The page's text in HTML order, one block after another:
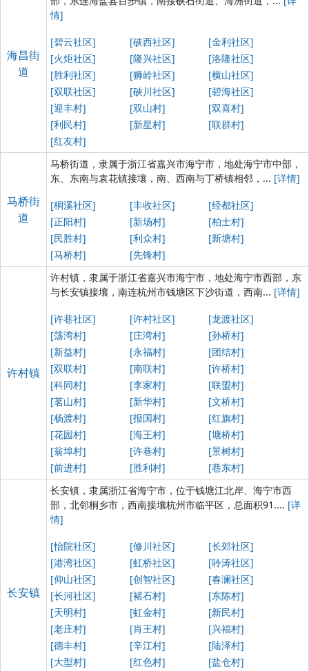
海昌街
道
情]
[碧云社区] [硖西社区]
[金利社区]
[火炬社区]
[隆兴社区]
[洛隆社区]
[胜利社区]
[狮岭社区]
[横山社区]
[双联社区]
[硖川社区]
[碧海社区]
[迎丰村]
[双山村]
[双喜村]
[利民村]
[新星村]
[联群村]
[红友村]
马桥街
道
马桥街道，隶属于浙江省嘉兴市海宁市，地处海宁市中部，
东、东南与袁花镇接壤，南、西南与丁桥镇相邻，... [详情]
[桐溪社区] [丰收社区]
[经都社区]
[正阳村]
[新场村]
[柏士村]
[民胜村]
[利众村]
[新塘村]
[马桥村]
[先锋村]
许村镇
许村镇，隶属于浙江省嘉兴市海宁市，地处海宁市西部，东
与长安镇接壤，南连杭州市钱塘区下沙街道，西南... [详情]
[许巷社区] [许村社区]
[龙渡社区]
[荡湾村]
[庄湾村]
[孙桥村]
[新益村]
[永福村]
[团结村]
[双联村]
[南联村]
[许桥村]
[科同村]
[李家村]
[联盟村]
[茗山村]
[新华村]
[文桥村]
[杨渡村]
[报国村]
[红旗村]
[花园村]
[海王村]
[塘桥村]
[翁埠村]
[许巷村]
[景树村]
[前进村]
[胜利村] [巷东村]
长安镇
长安镇，隶属浙江省海宁市，位于钱塘江北岸、海宁市西
部，北邻桐乡市，西南接壤杭州市临平区，总面积91.... [详
情]
[怡院社区] [修川社区]
[长郊社区]
[港湾社区]
[虹桥社区]
[聆涛社区]
[仰山社区]
[创智社区]
[春澜社区]
[长河社区]
[褚石村]
[东陈村]
[天明村]
[虹金村]
[新民村]
[老庄村]
[肖王村]
[兴福村]
[德丰村]
[辛江村]
[陆泽村]
[大型村]
[红色村]
[盐仓村]